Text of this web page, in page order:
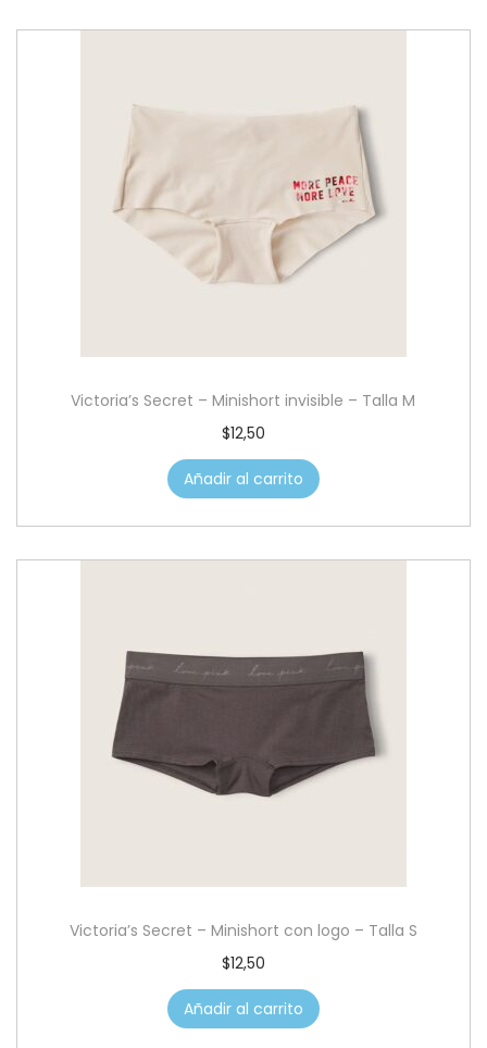
Victoria’s Secret – Minishort invisible – Talla M
$12,50
Añadir al carrito
Victoria’s Secret – Minishort con logo – Talla S
$12,50
Añadir al carrito